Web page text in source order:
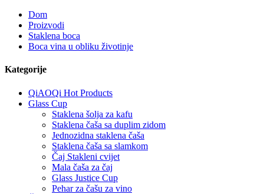
Dom
Proizvodi
Staklena boca
Boca vina u obliku životinje
Kategorije
QiAOQi Hot Products
Glass Cup
Staklena šolja za kafu
Staklena čaša sa duplim zidom
Jednozidna staklena čaša
Staklena čaša sa slamkom
Čaj Stakleni cvijet
Mala čaša za čaj
Glass Justice Cup
Pehar za čašu za vino